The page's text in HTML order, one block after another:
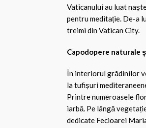
Vaticanului au luat
pentru meditație. De-a
treimi din Vatican City.
Capodopere naturale
În interiorul grădinilor
la tufișuri
Printre numeroasele
iarbă. Pe lângă
dedicate Fecioarei